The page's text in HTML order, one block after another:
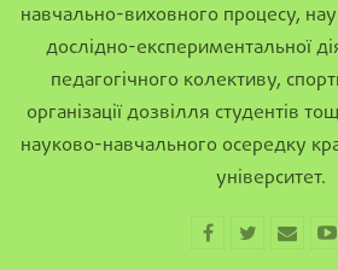
навчально-виховного процесу,
дослідно-експериментальної
педагогічного колективу,
організації дозвілля студентів
науково-навчального осередку
університет.